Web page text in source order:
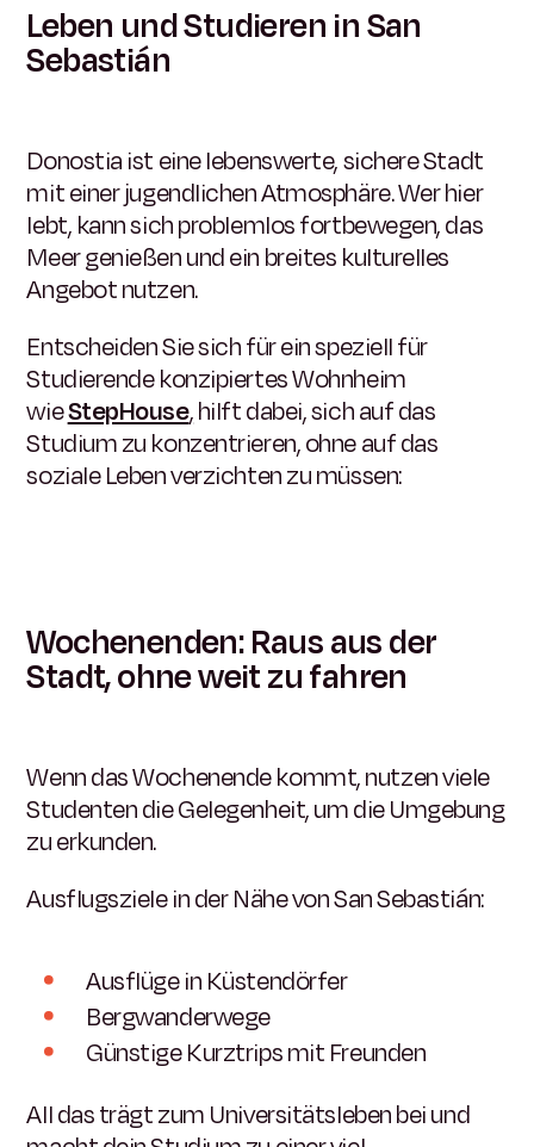
Leben und Studieren in San
Sebastián
Donostia ist eine lebenswerte, sichere Stadt
mit einer jugendlichen Atmosphäre. Wer hier
lebt, kann sich problemlos fortbewegen, das
Meer genießen und ein breites kulturelles
Angebot nutzen.
Entscheiden Sie sich für ein speziell für
Studierende konzipiertes Wohnheim
wieStepHouse,hilft dabei, sich auf das
Studium zu konzentrieren, ohne auf das
soziale Leben verzichten zu müssen:
Wochenenden: Raus aus der
Stadt, ohne weit zu fahren
Wenn das Wochenende kommt, nutzen viele
Studenten die Gelegenheit, um die Umgebung
zu erkunden.
Ausflugsziele in der Nähe von San Sebastián:
Ausflüge in Küstendörfer
Bergwanderwege
Günstige Kurztrips mit Freunden
All das trägt zum Universitätsleben bei und